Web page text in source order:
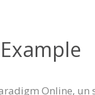
Online,